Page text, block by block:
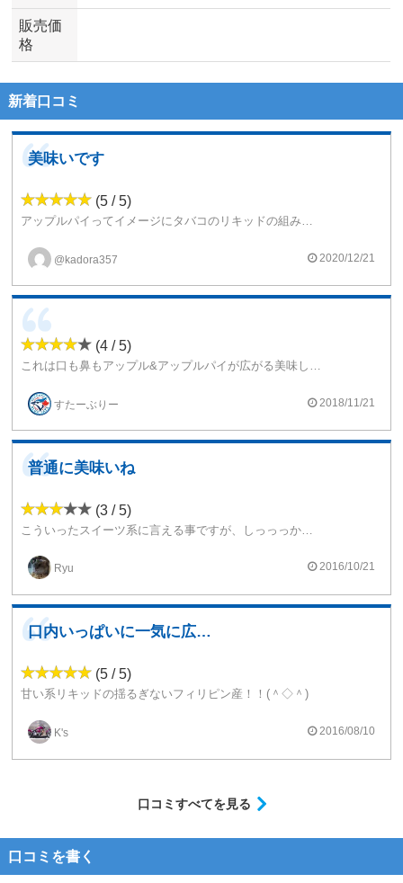
販売価
格
新着口コミ
美味いです
(5 / 5)
アップルパイってイメージにタバコのリキッドの組み合わせのリキッドみたいですけど、かなり、アップルの味は濃厚で美味しいタバコリキッドに仕上がってるように思ってしまいましたでしょうか((o(^∇^)o))マジで美味いのでオススメ
@kadora357 2020/12/21
(4 / 5)
ここのメーカーはレベルが高いですね。とても美味しい出会いがあります。
すたーぶりー 2018/11/21
普通に美味いね
(3 / 5)
こういったスイーツ系に言える事ですが、しっっっかりと肺まで吸い込む方が良いです。
喉で止めた場合、シナモン等が効き過ぎるせいか『ビレッジバンガードで売ってそうなお香の香り』になります。
Ryu 2016/10/21
口内いっぱいに一気に広がるアップルパイ！(^o...
(5 / 5)
甘い系リキッドの揺るぎないフィリピン産！！(＾◇＾)
アップルフレーバーも比較的に強く、本格的なアップルパイの芳醇な甘味がＲＤＡで吸い込んだ瞬間に口いっぱいに広がり、完璧な味わいで驚き！！＼(^o^)／
K's 2016/08/10
口コミすべてを見る
口コミを書く